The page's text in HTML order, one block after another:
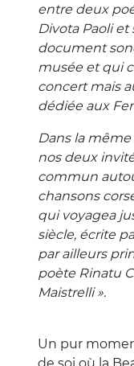
entre deux
Divota Paoli et
document
musée et qui
concert mais
dédiée aux
Dans la
nos deux
commun
chansons
qui voyagea
siècle, écrite
par ailleurs
poète Rinatu
Maistrelli ».
Un pur